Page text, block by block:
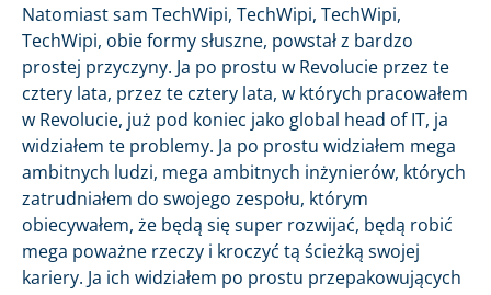
Natomiast sam TechWipi, TechWipi, TechWipi,
TechWipi, obie formy słuszne, powstał z bardzo
prostej przyczyny. Ja po prostu w Revolucie przez te
cztery lata, przez te cztery lata, w których pracowałem
w Revolucie, już pod koniec jako global head of IT, ja
widziałem te problemy. Ja po prostu widziałem mega
ambitnych ludzi, mega ambitnych inżynierów, których
zatrudniałem do swojego zespołu, którym
obiecywałem, że będą się super rozwijać, będą robić
mega poważne rzeczy i kroczyć tą ścieżką swojej
kariery. Ja ich widziałem po prostu przepakowujących